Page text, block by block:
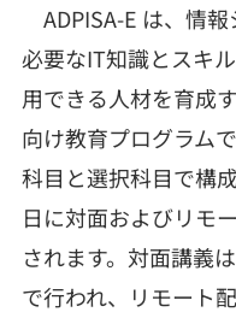
ADPISA-E は、情
必要なIT知識とスキ
用できる人材を育成
向け教育プログラム
科目と選択科目で構
日に対面およびリモ
されます。対面講義
で行われ、リモート